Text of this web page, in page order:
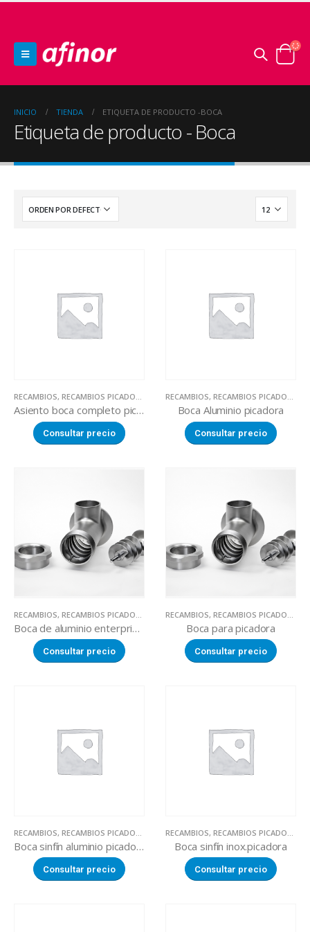
INICIO TIENDA ETIQUETA DE PRODUCTO -BOCA
Etiqueta de producto - Boca
RECAMBIOS, RECAMBIOS PICADORAS DE CARNE
Asiento boca completo picadora
Consultar precio
RECAMBIOS, RECAMBIOS PICADORAS DE CARNE
Boca Aluminio picadora
Consultar precio
RECAMBIOS, RECAMBIOS PICADORAS DE CARNE
Boca de aluminio enterprise picadora
Consultar precio
RECAMBIOS, RECAMBIOS PICADORAS DE CARNE
Boca para picadora
Consultar precio
RECAMBIOS, RECAMBIOS PICADORAS DE CARNE
Boca sinfín aluminio picadora
Consultar precio
RECAMBIOS, RECAMBIOS PICADORAS DE CARNE
Boca sinfín inox.picadora
Consultar precio